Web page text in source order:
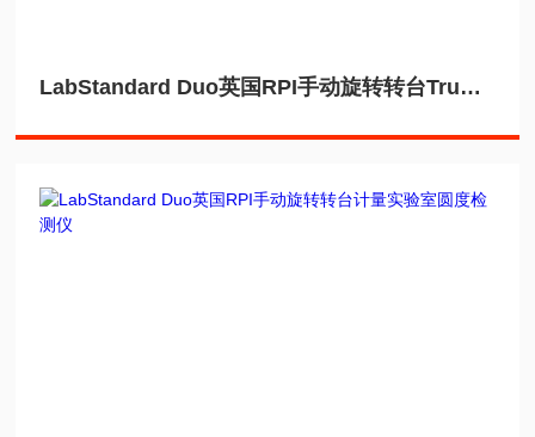
LabStandard Duo英国RPI手动旋转转台TruMotion圆度检测